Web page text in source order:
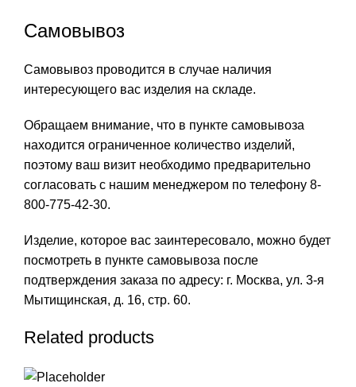
Самовывоз
Самовывоз проводится в случае наличия
интересующего вас изделия на складе.
Обращаем внимание, что в пункте самовывоза
находится ограниченное количество изделий,
поэтому ваш визит необходимо предварительно
согласовать с нашим менеджером по телефону 8-
800-775-42-30.
Изделие, которое вас заинтересовало, можно будет
посмотреть в пункте самовывоза после
подтверждения заказа по адресу: г. Москва, ул. 3-я
Мытищинская, д. 16, стр. 60.
Related products